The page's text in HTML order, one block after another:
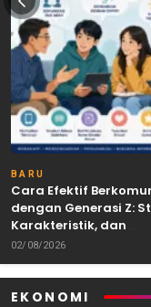
BARU
Cara Efektif
dengan Generasi Z:
Karakteristik, dan
Tantangannya
02/08/2026
EKONOMI